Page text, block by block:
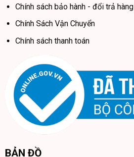
Chính sách bảo hành - đổi trả hàng
Chính Sách Vận Chuyển
Chính sách thanh toán
BẢN ĐỒ